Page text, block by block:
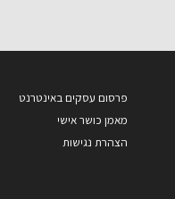
פרסום עסקים באינטרנט
מאמן כושר אישי
הצהרת נגישות